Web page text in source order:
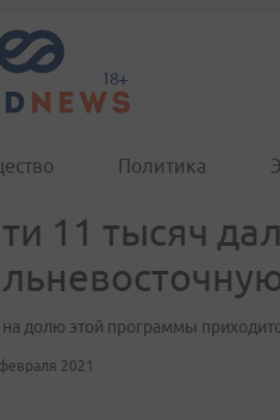
Политика
11 тысяч
долю этой программы
2021